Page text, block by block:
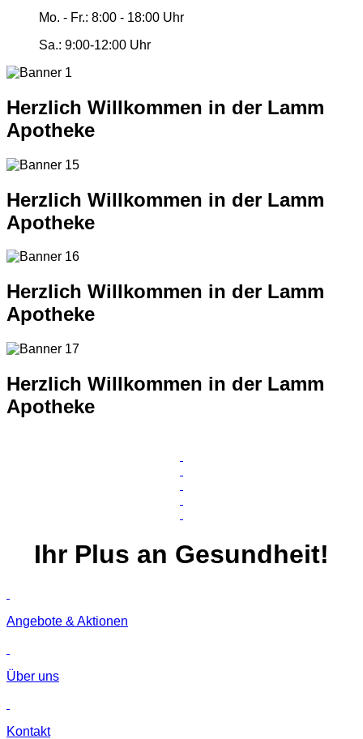
Mo. - Fr.: 8:00 - 18:00 Uhr
Sa.: 9:00-12:00 Uhr
Herzlich Willkommen in der Lamm
Apotheke
Herzlich Willkommen in der Lamm
Apotheke
Herzlich Willkommen in der Lamm
Apotheke
Herzlich Willkommen in der Lamm
Apotheke
Ihr Plus an Gesundheit!
Angebote & Aktionen
Über uns
Kontakt